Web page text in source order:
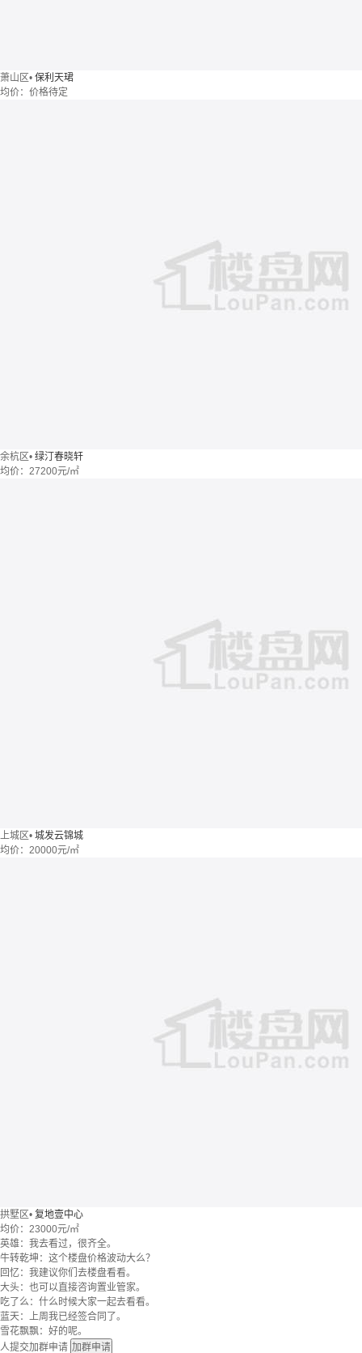
萧山区• 保利天珺
均价： 价格待定
余杭区• 绿汀春晓轩
均价： 27200元/㎡
上城区• 城发云锦城
均价： 20000元/㎡
拱墅区• 复地壹中心
均价： 23000元/㎡
英雄：我去看过，很齐全。
牛转乾坤：这个楼盘价格波动大么？
回忆：我建议你们去楼盘看看。
大头：也可以直接咨询置业管家。
吃了么：什么时候大家一起去看看。
蓝天：上周我已经签合同了。
雪花飘飘：好的呢。
人提交加群申请 加群申请